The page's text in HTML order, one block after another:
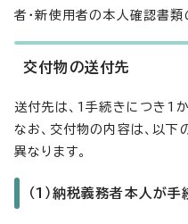
者・新使用者の本人確認書類
交付物の送付先
送付先は、1手続きにつき1
なお、交付物の内容は、以下
異なります。
（1）納税義務者本人が